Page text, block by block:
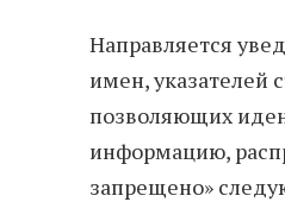
Направляется
имен, указателей
позволяющих
информацию,
запрещено»